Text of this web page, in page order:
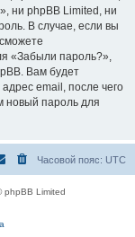
ни phpBB Limited, ни
В случае, если вы
«Забыли пароль?»,
Вам будет
email, после чего
новый пароль для
Часовой пояс: UTC
phpBB Limited